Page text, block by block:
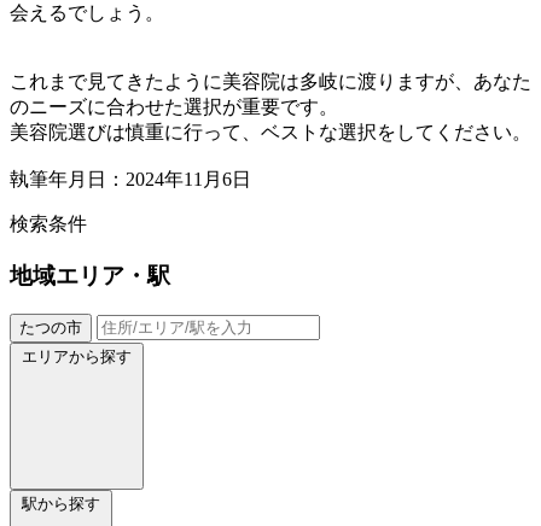
会えるでしょう。
これまで見てきたように美容院は多岐に渡りますが、あなた
のニーズに合わせた選択が重要です。
美容院選びは慎重に行って、ベストな選択をしてください。
執筆年月日：2024年11月6日
検索条件
地域エリア・駅
たつの市
エリアから探す
駅から探す